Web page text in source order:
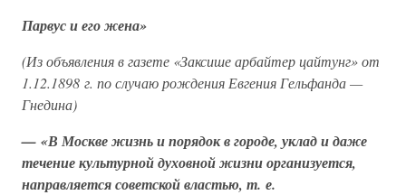
Парвус и его жена»
(Из объявления в газете «Заксише арбайтер цайтунг» от
1.12.1898 г. по случаю рождения Евгения Гельфанда —
Гнедина)
— «В Москве жизнь и порядок в городе, уклад и даже
течение культурной духовной жизни организуется,
направляется советской властью, т. е.